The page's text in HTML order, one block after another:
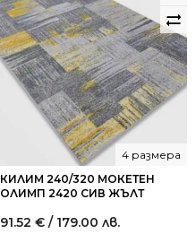
КИЛИМ 240/320 МОКЕТЕН
ОЛИМП 2420 СИВ ЖЪЛТ
4 размера
91.52 € / 179.00 лв.